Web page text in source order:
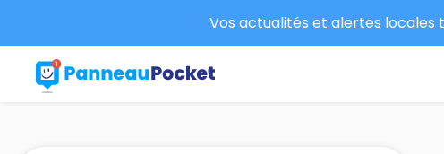
Vos actualités et alertes locales